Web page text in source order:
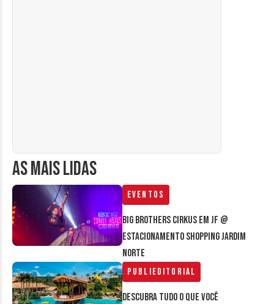
AS MAIS LIDAS
Eventos
Big Brothers Cirkus em JF @
estacionamento Shopping Jardim
Norte
Publieditorial
Descubra tudo o que você